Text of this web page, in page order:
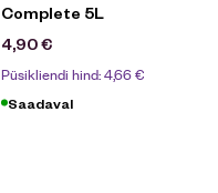
Complete 5L
4,90€
Püsikliendi hind:4,66€
Saadaval